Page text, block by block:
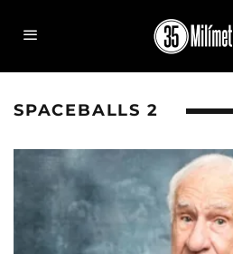
SPACEBALLS 2